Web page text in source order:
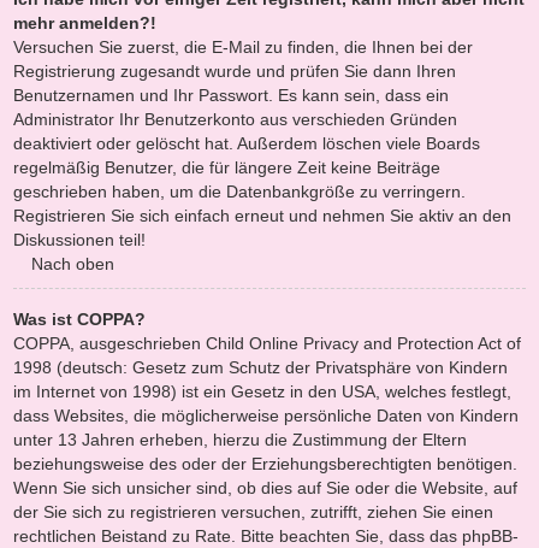
mehr anmelden?!
Versuchen Sie zuerst, die E-Mail zu finden, die Ihnen bei der
Registrierung zugesandt wurde und prüfen Sie dann Ihren
Benutzernamen und Ihr Passwort. Es kann sein, dass ein
Administrator Ihr Benutzerkonto aus verschieden Gründen
deaktiviert oder gelöscht hat. Außerdem löschen viele Boards
regelmäßig Benutzer, die für längere Zeit keine Beiträge
geschrieben haben, um die Datenbankgröße zu verringern.
Registrieren Sie sich einfach erneut und nehmen Sie aktiv an den
Diskussionen teil!
Nach oben
Was ist COPPA?
COPPA, ausgeschrieben Child Online Privacy and Protection Act of
1998 (deutsch: Gesetz zum Schutz der Privatsphäre von Kindern
im Internet von 1998) ist ein Gesetz in den USA, welches festlegt,
dass Websites, die möglicherweise persönliche Daten von Kindern
unter 13 Jahren erheben, hierzu die Zustimmung der Eltern
beziehungsweise des oder der Erziehungsberechtigten benötigen.
Wenn Sie sich unsicher sind, ob dies auf Sie oder die Website, auf
der Sie sich zu registrieren versuchen, zutrifft, ziehen Sie einen
rechtlichen Beistand zu Rate. Bitte beachten Sie, dass das phpBB-